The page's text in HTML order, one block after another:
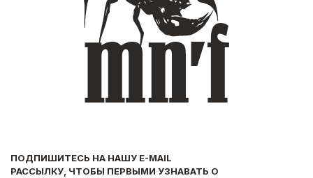
ПОДПИШИТЕСЬ НА НАШУ E-MAIL
РАССЫЛКУ, ЧТОБЫ ПЕРВЫМИ УЗНАВАТЬ О